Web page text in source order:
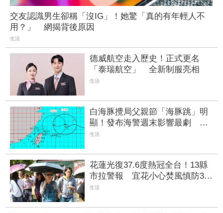
交友認識男生卻稱「沒IG」！她驚「真的有年輕人不
用？」 網揭背後原因
生活
德威航空走入歷史！正式更名
「泰瑞航空」 全新制服亮相
生活
白海豚攪局父親節「海豚跳」明
顯！發布海警週末影響最劇 專
家：外圍雨帶今晚進入陸地
生活
花蓮光復37.6度熱冠全台！13縣
市拉警報 宜花小心焚風慎防38
度高溫
生活